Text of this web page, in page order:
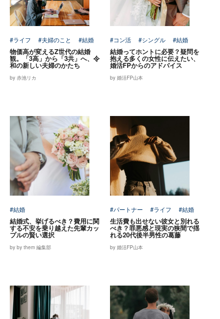
#ライフ #夫婦のこと #結婚
物価高が変えるZ世代の結婚
観。「3高」から「3共」へ、令
和の新しい夫婦のかたち
by 赤池リカ
#コン活 #シングル #結婚
結婚ってホントに必要？疑問を
抱える多くの女性に伝えたい、
婚活FPからのアドバイス
by 婚活FP山本
#結婚
結婚式、挙げるべき？費用に関
する不安を乗り越えた先輩カッ
プルの賢い選択
by by them 編集部
#パートナー #ライフ #結婚
生活費も出せない彼女と別れる
べき？罪悪感と現実の狭間で揺
れる20代後半男性の葛藤
by 婚活FP山本